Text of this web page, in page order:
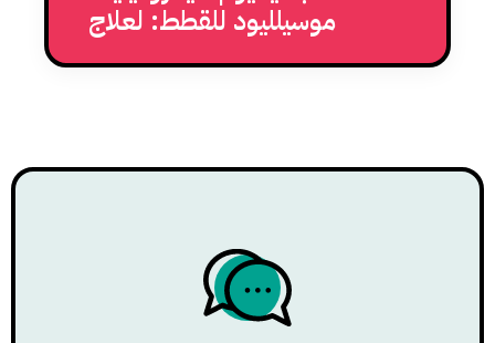
موسيلليود للقطط: لعلاج
مشكلات الجهاز الهضمي لدى